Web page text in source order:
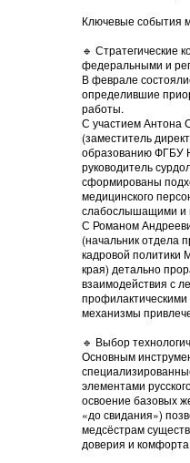
Ключевые события
🔹 Стратегические
федеральными и
В феврале
определившие
работы.
С участием Антона
(заместитель
образованию
руководитель
сформированы
медицинского
слабослышащими и
С Романом
(начальник отдела
кадровой политики
края) детально
взаимодействия с
механизмы
🔹 Выбор
Основным
элементами
освоение базовых
«до свидания»)
медсёстрам
доверия и